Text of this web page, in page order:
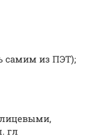
самим из ПЭТ);
гл